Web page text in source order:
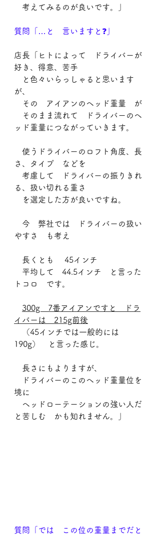
考えてみるのが良いです。」
質問「…と　言いますと❓」
店長「ヒトによって　ドライバーが
好き、得意、苦手
と色々いらっしゃると思います
が、
その　アイアンのヘッド重量　が
そのまま流れて　ドライバーのヘ
ッド重量につながっていきます。
使うドライバーのロフト角度、長
さ、タイプ　などを
考慮して　ドライバーの振りきれ
る、扱い切れる重さ
を選定した方が良いですね。
今　弊社では　ドライバーの扱い
やすさ　も考え
長くとも　 45インチ
平均して　44.5インチ　と言った
トコロ　です。
300g　7番アイアンですと　ドラ
イバーは　215g前後
（45インチでは一般的には
190g）　と言った感じ。
長さにもよりますが、
ドライバーのこのヘッド重量位を
境に
ヘッドローテーションの強い人だ
と苦しむ　かも知れません。」
質問「では　この位の重量までだと